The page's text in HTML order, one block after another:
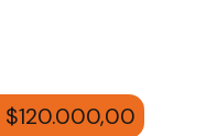
$120.000,00